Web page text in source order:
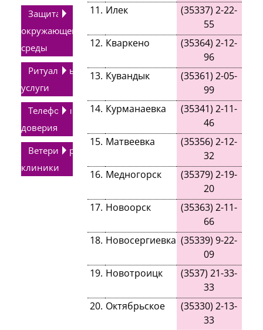
Защита
окружающей
среды
Ритуальные
услуги
Телефоны
доверия
Ветеринарные
клиники
11. Илек (35337)2-22-
55
12. Кваркено (35364)2-12-
96
13. Кувандык (35361)2-05-
99
14. Курманаевка (35341)2-11-
46
15. Матвеевка (35356)2-12-
32
16. Медногорск (35379)2-19-
20
17. Новоорск (35363)2-11-
66
18. Новосергиевка (35339)9-22-
09
19. Новотроицк (3537)21-33-
33
20. Октябрьское (35330)2-13-
33